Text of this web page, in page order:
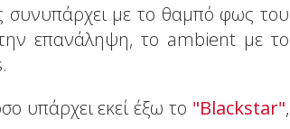
συνυπάρχει με το θαμπό φως του
επανάληψη, το ambient με το
υπάρχει εκεί έξω το "Blackstar",